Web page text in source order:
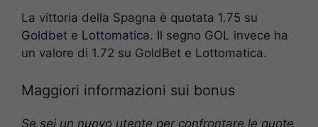
La vittoria della Spagna è quotata 1.75 su
Goldbet e Lottomatica. Il segno GOL invece ha
un valore di 1.72 su GoldBet e Lottomatica.
Maggiori informazioni sui bonus
Se sei un nuovo utente per confrontare le quote